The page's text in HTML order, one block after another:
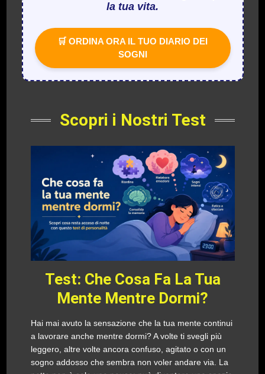
la tua vita.
🛒 ORDINA ORA IL TUO DIARIO DEI
SOGNI
Scopri i Nostri Test
Test: Che Cosa Fa La Tua
Mente Mentre Dormi?
Hai mai avuto la sensazione che la tua mente continui
a lavorare anche mentre dormi? A volte ti svegli più
leggero, altre volte ancora confuso, agitato o con un
sogno addosso che sembra non voler andare via. La